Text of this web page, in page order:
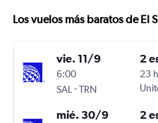
Los vuelos más baratos de El
vie. 11/9
6:00
SAL -TRN
2
23
mié. 30/9 2